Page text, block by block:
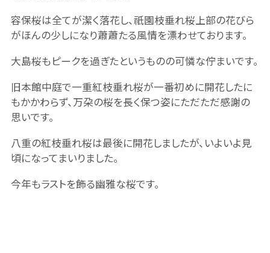
容保桜は全てが潔く落花し、祇園枝垂れ桜上部の花びら
がほんの少しになり蕭蕭たる風情を漂わせております。
大島桜もピークを過ぎたというものの可憐な佇まいです。
旧本館中庭で一重紅枝垂れ桜が一番初めに開花したに
もかかわらず、万朶の桜を長く保つ姿にただただ感謝の
思いです。
八重の紅枝垂れ桜は最後に開花しましたが、いよいよ見
頃になってまいりました。
今年もラストを飾る幽雅な桜です。